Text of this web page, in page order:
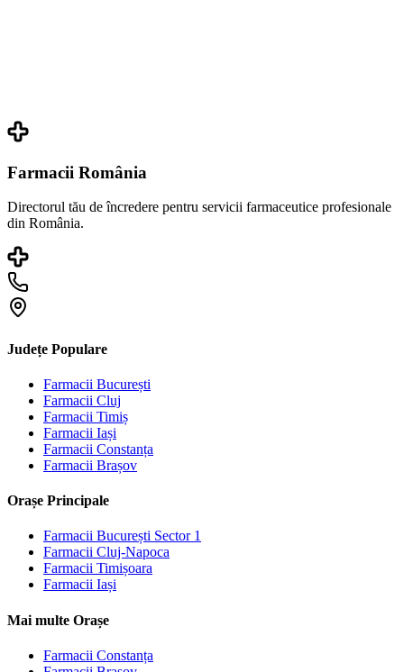
Farmacii România
Directorul tău de încredere pentru servicii farmaceutice profesionale
din România.
Județe Populare
Farmacii București
Farmacii Cluj
Farmacii Timiș
Farmacii Iași
Farmacii Constanța
Farmacii Brașov
Orașe Principale
Farmacii București Sector 1
Farmacii Cluj-Napoca
Farmacii Timișoara
Farmacii Iași
Mai multe Orașe
Farmacii Constanța